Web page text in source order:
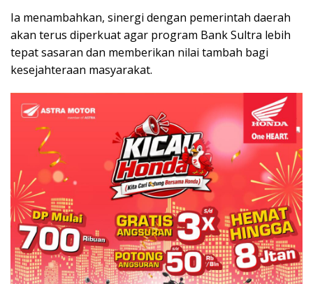
Ia menambahkan, sinergi dengan pemerintah daerah
akan terus diperkuat agar program Bank Sultra lebih
tepat sasaran dan memberikan nilai tambah bagi
kesejahteraan masyarakat.